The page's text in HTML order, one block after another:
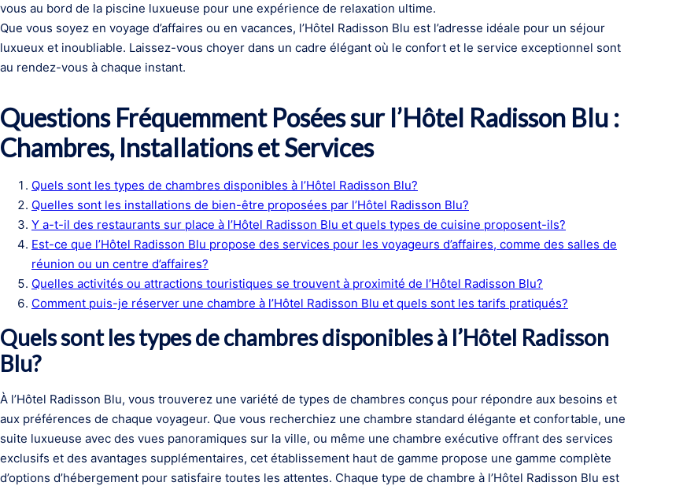
vous au bord de la piscine luxueuse pour une expérience de relaxation ultime.
Que vous soyez en voyage d’affaires ou en vacances, l’Hôtel Radisson Blu est l’adresse idéale pour un séjour
luxueux et inoubliable. Laissez-vous choyer dans un cadre élégant où le confort et le service exceptionnel sont
au rendez-vous à chaque instant.
Questions Fréquemment Posées sur l’Hôtel Radisson Blu :
Chambres, Installations et Services
Quels sont les types de chambres disponibles à l’Hôtel Radisson Blu?
Quelles sont les installations de bien-être proposées par l’Hôtel Radisson Blu?
Y a-t-il des restaurants sur place à l’Hôtel Radisson Blu et quels types de cuisine proposent-ils?
Est-ce que l’Hôtel Radisson Blu propose des services pour les voyageurs d’affaires, comme des salles de
réunion ou un centre d’affaires?
Quelles activités ou attractions touristiques se trouvent à proximité de l’Hôtel Radisson Blu?
Comment puis-je réserver une chambre à l’Hôtel Radisson Blu et quels sont les tarifs pratiqués?
Quels sont les types de chambres disponibles à l’Hôtel Radisson
Blu?
À l’Hôtel Radisson Blu, vous trouverez une variété de types de chambres conçus pour répondre aux besoins et
aux préférences de chaque voyageur. Que vous recherchiez une chambre standard élégante et confortable, une
suite luxueuse avec des vues panoramiques sur la ville, ou même une chambre exécutive offrant des services
exclusifs et des avantages supplémentaires, cet établissement haut de gamme propose une gamme complète
d’options d’hébergement pour satisfaire toutes les attentes. Chaque type de chambre à l’Hôtel Radisson Blu est